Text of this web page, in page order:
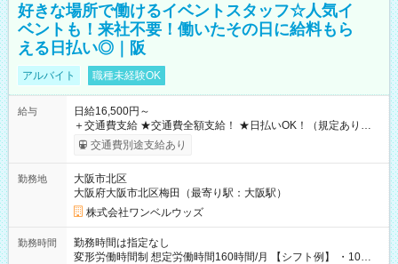
好きな場所で働けるイベントスタッフ☆人気イ
ベントも！来社不要！働いたその日に給料もら
える日払い◎｜阪
アルバイト 職種未経験OK
給与
日給16,500円～
＋交通費支給 ★交通費全額支給！ ★日払いOK！（規定あり） ┗
働いたその日に現金GET♪ お仕事後はコンビニATMから 日払
交通費別途支給あり
勤務地
大阪市北区
大阪府大阪市北区梅田（最寄り駅：大阪駅）
株式会社ワンベルウッズ
勤務時間
勤務時間は指定なし
変形労働時間制 想定労働時間160時間/月 【シフト例】 ・10：